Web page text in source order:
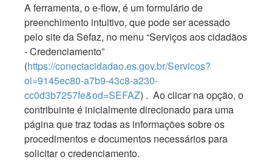
A ferramenta, o e-flow, é um formulário de
preenchimento intuitivo, que pode ser acessado
pelo site da Sefaz, no menu “Serviços aos cidadãos
- Credenciamento”
(https://conectacidadao.es.gov.br/Servicos?
oi=9145ec80-a7b9-43c8-a230-
cc0d3b7257fe&od=SEFAZ) . Ao clicar na opção, o
contribuinte é inicialmente direcionado para uma
página que traz todas as informações sobre os
procedimentos e documentos necessários para
solicitar o credenciamento.